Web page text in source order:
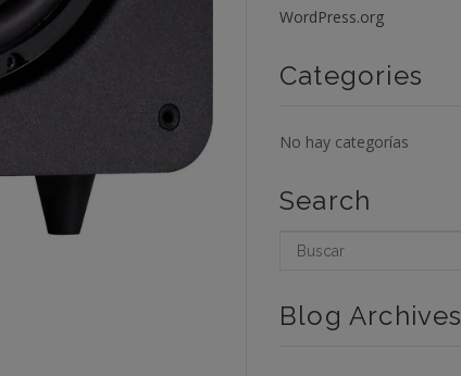
WordPress.org
Categories
No hay categorías
Search
Blog Archives